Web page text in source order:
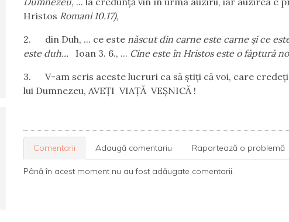
Hristos Romani 10.17),
2.
din Duh, ... ce este născut din carne este carne şi ce
este duh...
Ioan 3. 6., ... Cine este în Hristos este o făptură
3.
V-am scris aceste lucruri ca să ştiţi că voi, care
lui Dumnezeu, AVEŢI VIAŢĂ VEŞNICĂ !
Comentarii Adaugă comentariu Raportează o problemă
Până în acest moment nu au fost adăugate comentarii.